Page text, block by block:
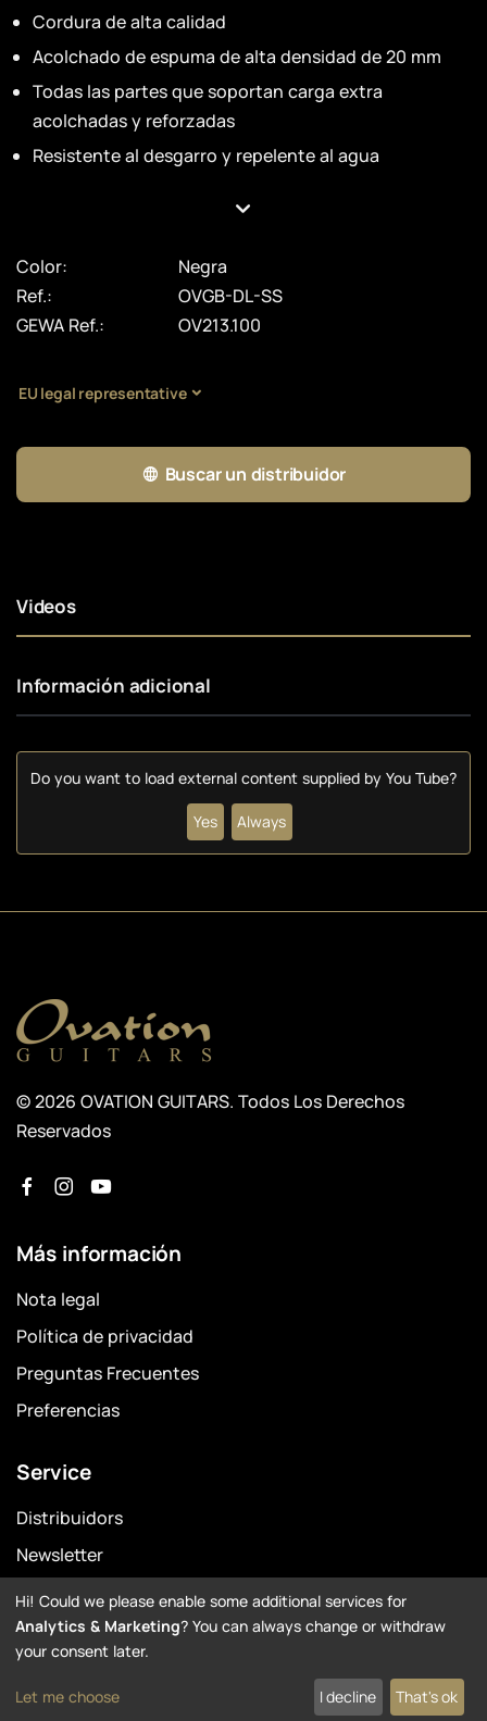
Cordura de alta calidad
Acolchado de espuma de alta densidad de 20 mm
Todas las partes que soportan carga extra
acolchadas y reforzadas
Resistente al desgarro y repelente al agua
Color:
Negra
Ref.:
OVGB-DL-SS
GEWA Ref.:
OV213.100
EU legal representative
Buscar un distribuidor
Videos
Información adicional
Do you want to load external content supplied by You Tube?
Yes Always
© 2026 OVATION GUITARS. Todos Los Derechos
Reservados
Más información
Nota legal
Política de privacidad
Preguntas Frecuentes
Preferencias
Service
Distribuidors
Newsletter
Garantía
Downloads
Hi! Could we please enable some additional services for
Analytics & Marketing? You can always change or withdraw
your consent later.
Let me choose I decline That's ok